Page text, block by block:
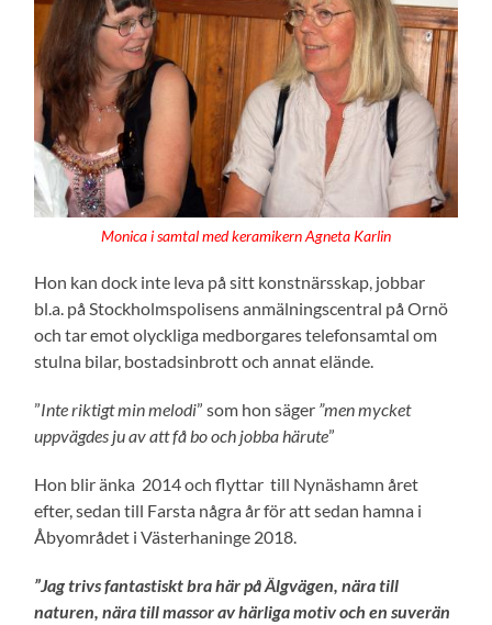
Monica i samtal med keramikern Agneta Karlin
Hon kan dock inte leva på sitt konstnärsskap, jobbar
bl.a. på Stockholmspolisens anmälningscentral på Ornö
och tar emot olyckliga medborgares telefonsamtal om
stulna bilar, bostadsinbrott och annat elände.
”Inte riktigt min melodi” som hon säger ”men mycket
uppvägdes ju av att få bo och jobba härute”
Hon blir änka 2014 och flyttar till Nynäshamn året
efter, sedan till Farsta några år för att sedan hamna i
Åbyområdet i Västerhaninge 2018.
”Jag trivs fantastiskt bra här på Älgvägen, nära till
naturen, nära till massor av härliga motiv och en suverän